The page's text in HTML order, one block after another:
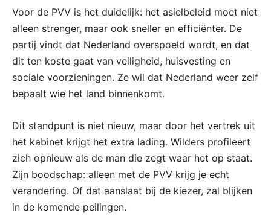
Voor de PVV is het duidelijk: het asielbeleid moet niet
alleen strenger, maar ook sneller en efficiënter. De
partij vindt dat Nederland overspoeld wordt, en dat
dit ten koste gaat van veiligheid, huisvesting en
sociale voorzieningen. Ze wil dat Nederland weer zelf
bepaalt wie het land binnenkomt.
Dit standpunt is niet nieuw, maar door het vertrek uit
het kabinet krijgt het extra lading. Wilders profileert
zich opnieuw als de man die zegt waar het op staat.
Zijn boodschap: alleen met de PVV krijg je echt
verandering. Of dat aanslaat bij de kiezer, zal blijken
in de komende peilingen.